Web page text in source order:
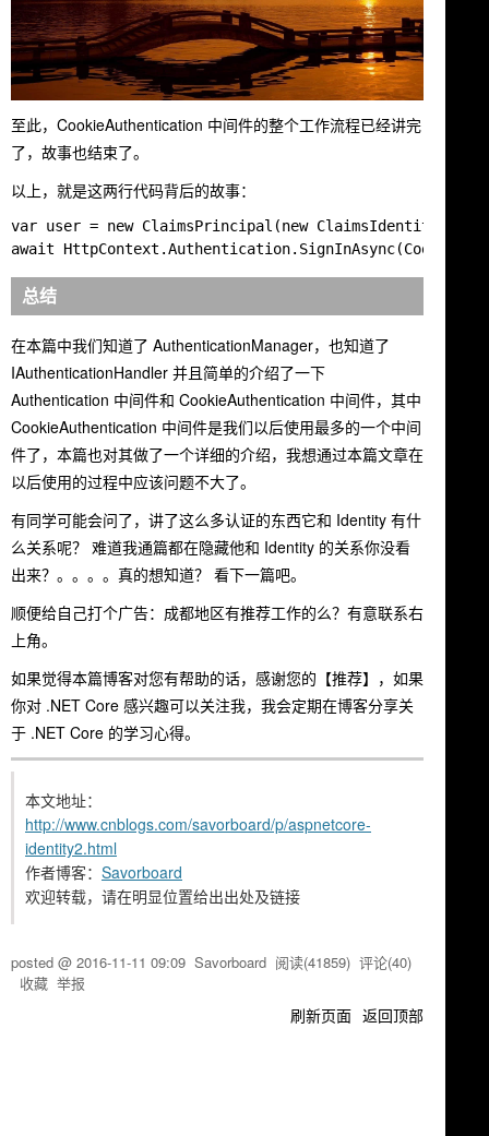
至此，CookieAuthentication 中间件的整个工作流程已经讲完
了，故事也结束了。
以上，就是这两行代码背后的故事：
var user = new ClaimsPrincipal(new
总结
在本篇中我们知道了 AuthenticationManager，也知道了
IAuthenticationHandler 并且简单的介绍了一下
Authentication 中间件和 CookieAuthentication 中间件，其中
CookieAuthentication 中间件是我们以后使用最多的一个中间
件了，本篇也对其做了一个详细的介绍，我想通过本篇文章在
以后使用的过程中应该问题不大了。
有同学可能会问了，讲了这么多认证的东西它和 Identity 有什
么关系呢？ 难道我通篇都在隐藏他和 Identity 的关系你没看
出来？。。。。真的想知道？ 看下一篇吧。
顺便给自己打个广告：成都地区有推荐工作的么？有意联系右
上角。
如果觉得本篇博客对您有帮助的话，感谢您的【推荐】，如果
你对 .NET Core 感兴趣可以关注我，我会定期在博客分享关
于 .NET Core 的学习心得。
本文地址：
http://www.cnblogs.com/savorboard/p/aspnetcore-
identity2.html
作者博客： Savorboard
欢迎转载，请在明显位置给出出处及链接
posted @ 2016-11-11 09:09 Savorboard 阅读(41859) 评论(40)
收藏 举报
刷新页面 返回顶部